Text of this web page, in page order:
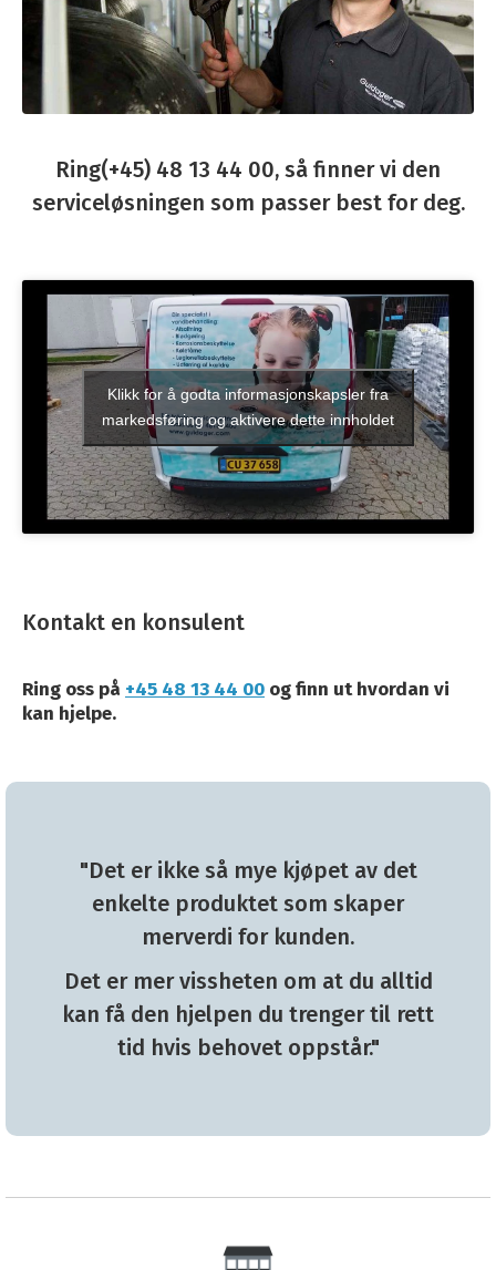
Ring(+45) 48 13 44 00, så finner vi den
serviceløsningen som passer best for deg.
Klikk for å godta informasjonskapsler fra
markedsføring og aktivere dette innholdet
Kontakt en konsulent
Ring oss på +45 48 13 44 00 og finn ut hvordan vi
kan hjelpe.
"Det er ikke så mye kjøpet av det
enkelte produktet som skaper
merverdi for kunden.
Det er mer vissheten om at du alltid
kan få den hjelpen du trenger til rett
tid hvis behovet oppstår."